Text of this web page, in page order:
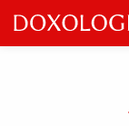
Skip
to
main